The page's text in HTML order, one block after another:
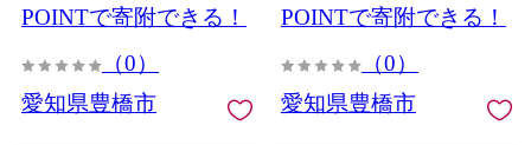
付け海苔 のり ノリ 海苔 愛
POINTで寄附できる！
（0）
愛知県豊橋市
POINTで寄附できる！
（0）
愛知県豊橋市